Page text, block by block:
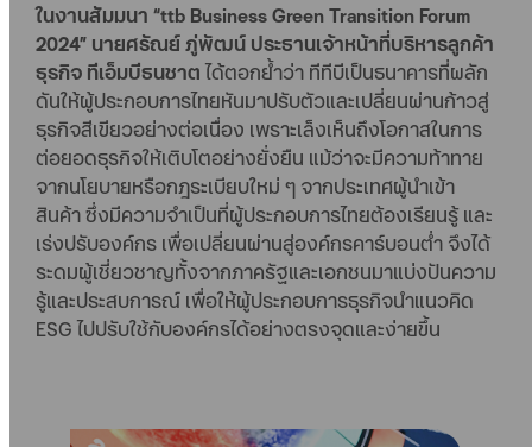
ในงานสัมมนา “ttb Business Green Transition Forum
2024” นายศรัณย์ ภู่พัฒน์ ประธานเจ้าหน้าที่บริหารลูกค้า
ธุรกิจ ทีเอ็มบีธนชาต ได้ตอกย้ำว่า ทีทีบีเป็นธนาคารที่ผลัก
ดันให้ผู้ประกอบการไทยหันมาปรับตัวและเปลี่ยนผ่านก้าวสู่
ธุรกิจสีเขียวอย่างต่อเนื่อง เพราะเล็งเห็นถึงโอกาสในการ
ต่อยอดธุรกิจให้เติบโตอย่างยั่งยืน แม้ว่าจะมีความท้าทาย
จากนโยบายหรือกฎระเบียบใหม่ ๆ จากประเทศผู้นำเข้า
สินค้า ซึ่งมีความจำเป็นที่ผู้ประกอบการไทยต้องเรียนรู้ และ
เร่งปรับองค์กร เพื่อเปลี่ยนผ่านสู่องค์กรคาร์บอนต่ำ จึงได้
ระดมผู้เชี่ยวชาญทั้งจากภาครัฐและเอกชนมาแบ่งปันความ
รู้และประสบการณ์ เพื่อให้ผู้ประกอบการธุรกิจนำแนวคิด
ESG ไปปรับใช้กับองค์กรได้อย่างตรงจุดและง่ายขึ้น